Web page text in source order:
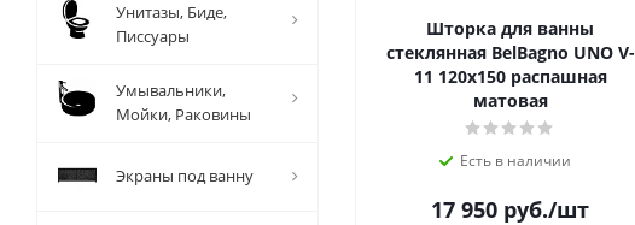
Шторка для ванны
стеклянная BelBagno UNO V-
11 120х150 распашная
матовая
Есть в наличии
17 950 руб./шт
Унитазы, Биде,
Писсуары
Умывальники,
Мойки, Раковины
Экраны под ванну